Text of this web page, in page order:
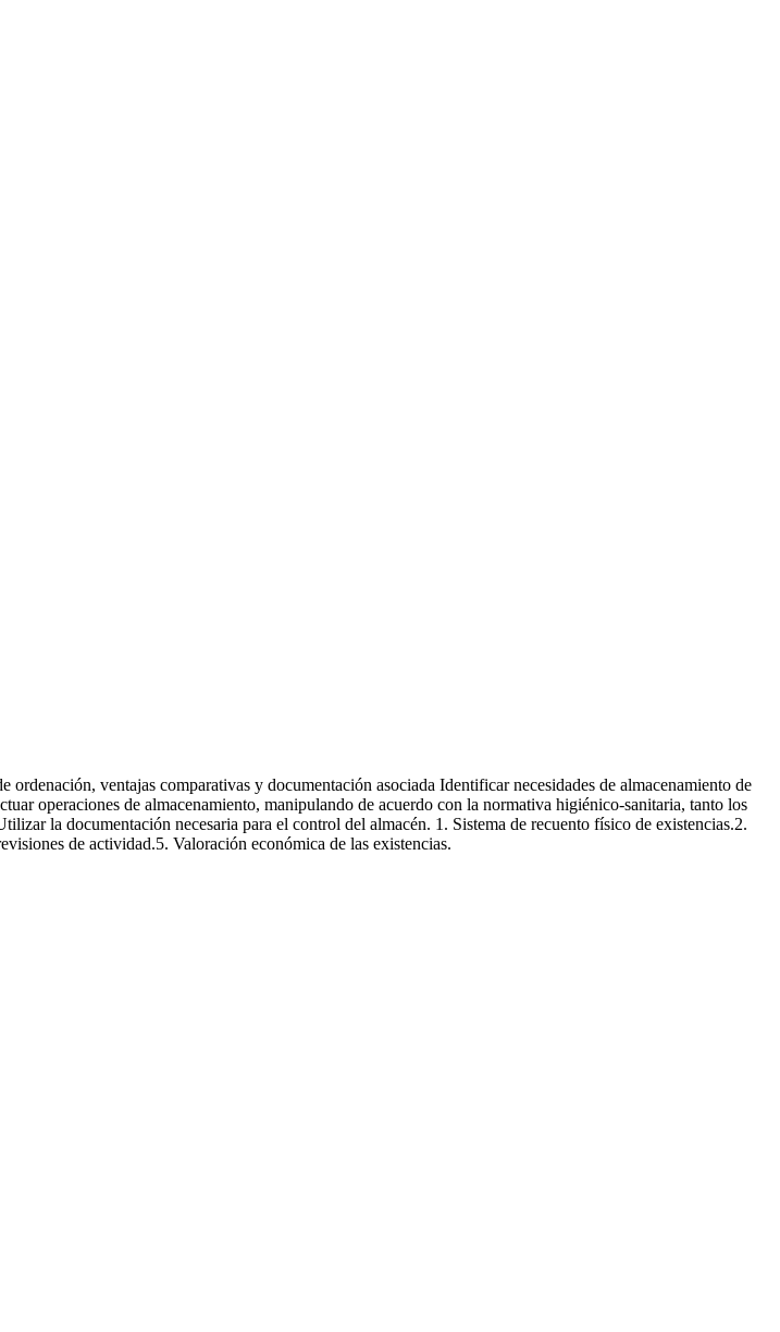
ventajas comparativas y documentación asociada Identificar necesidades de almacenamiento de
operaciones de almacenamiento, manipulando de acuerdo con la normativa higiénico-sanitaria, tanto los
la documentación necesaria para el control del almacén. 1. Sistema de recuento físico de existencias.2.
de actividad.5. Valoración económica de las existencias.